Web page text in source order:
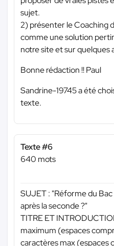
sujet.
2) présenter le Coaching
comme une solution
notre site et sur quelques
Bonne rédaction !! Paul
Sandrine-19745 a été
texte.
Texte #6
640 mots
SUJET : "Réforme du
après la seconde ?"
TITRE ET
maximum (espaces
caractères max (espaces